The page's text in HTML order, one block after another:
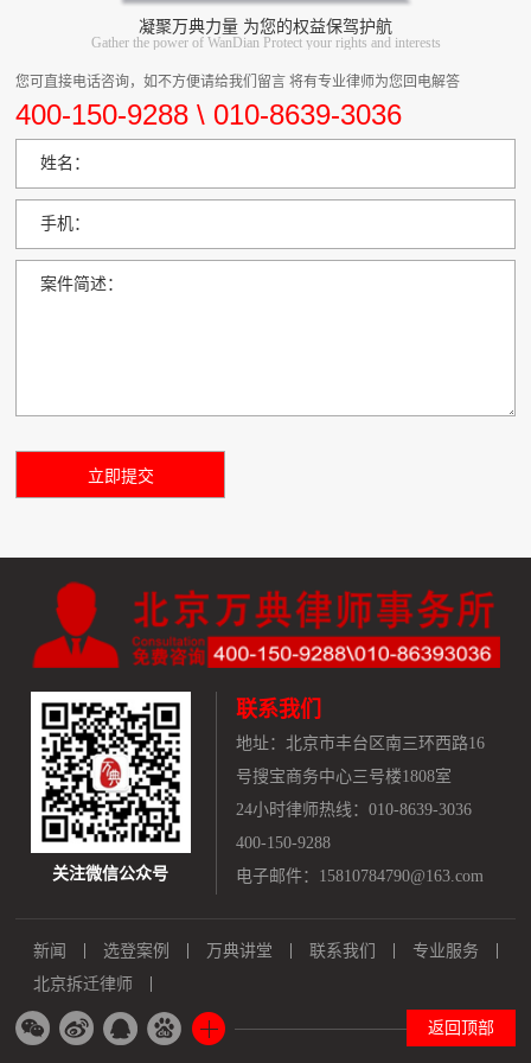
凝聚万典力量 为您的权益保驾护航
Gather the power of WanDian Protect your rights and interests
您可直接电话咨询，如不方便请给我们留言 将有专业律师为您回电解答
400-150-9288 \ 010-8639-3036
姓名：
手机：
案件简述：
关注微信公众号
联系我们
地址： 北京市丰台区南三环西路16
号搜宝商务中心三号楼1808室
24小时律师热线：010-8639-3036
400-150-9288
电子邮件：15810784790@163.com
新闻 选登案例 万典讲堂 联系我们
专业服务
北京拆迁律师
返回顶部